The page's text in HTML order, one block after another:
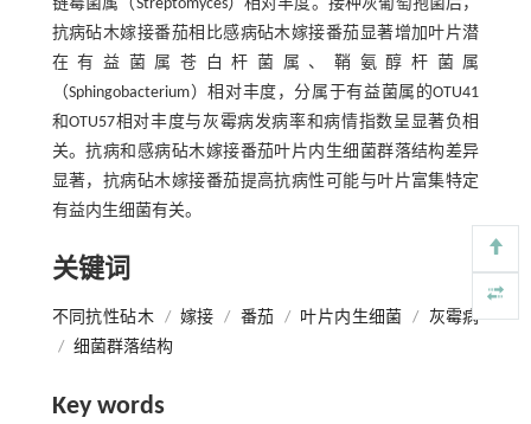
链霉菌属（Streptomyces）相对丰度。接种灰葡萄孢菌后，
抗病砧木嫁接番茄相比感病砧木嫁接番茄显著增加叶片潜
在有益菌属苍白杆菌属、鞘氨醇杆菌属
（Sphingobacterium）相对丰度，分属于有益菌属的OTU41
和OTU57相对丰度与灰霉病发病率和病情指数呈显著负相
关。抗病和感病砧木嫁接番茄叶片内生细菌群落结构差异
显著，抗病砧木嫁接番茄提高抗病性可能与叶片富集特定
有益内生细菌有关。
关键词
不同抗性砧木 / 嫁接 / 番茄 / 叶片内生细菌 / 灰霉病
/ 细菌群落结构
Key words